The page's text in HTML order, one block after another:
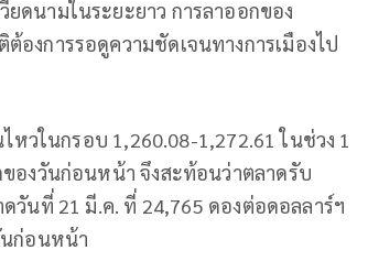
ดนามในระยะยาว การลาออกของ
องการรอดูความชัดเจนทางการเมืองไป
หวในกรอบ 1,260.08-1,272.61 ในช่วง 1
ของวันก่อนหน้า จึงสะท้อนว่าตลาดรับ
วันที่ 21 มี.ค. ที่ 24,765 ดองต่อดอลลาร์ฯ
นก่อนหน้า